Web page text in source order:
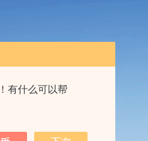
有什么可以帮